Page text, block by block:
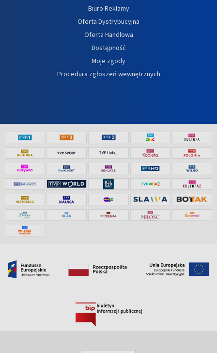
Biuro Reklamy
Oferta Dystrybucyjna
Oferta Handlowa
Dostępność
Moje zgody
Procedura zgłoszeń wewnętrznych